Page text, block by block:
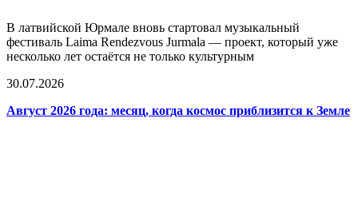
В латвийской Юрмале вновь стартовал музыкальный
фестиваль Laima Rendezvous Jurmala — проект, который уже
несколько лет остаётся не только культурным
30.07.2026
Август 2026 года: месяц, когда космос приблизится к Земле